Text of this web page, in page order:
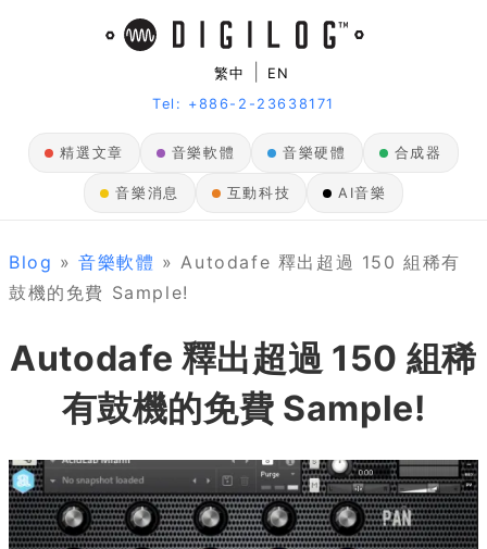
繁中
EN
Tel: +886-2-23638171
精選文章 音樂軟體 音樂硬體 合成器
音樂消息 互動科技 AI音樂
Blog »音樂軟體 » Autodafe 釋出超過 150 組稀有
鼓機的免費 Sample!
Autodafe 釋出超過 150 組稀
有鼓機的免費 Sample!